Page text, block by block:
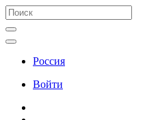
Россия
Войти